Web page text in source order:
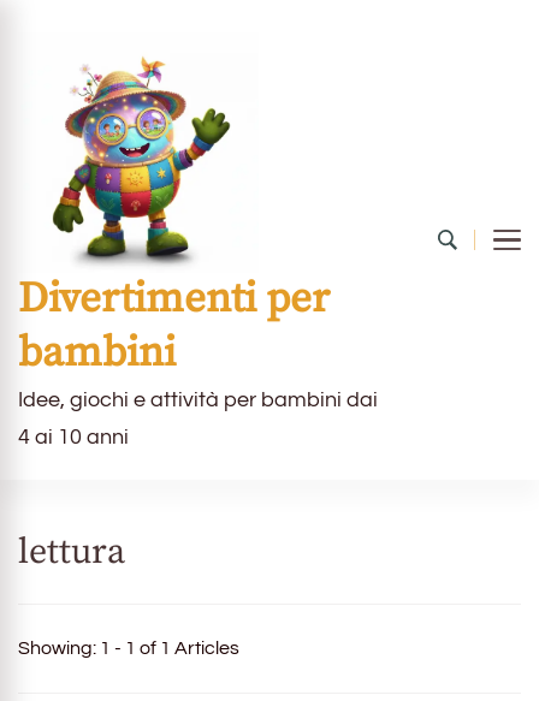
Divertimenti per
bambini
Idee, giochi e attività per bambini dai
4 ai 10 anni
lettura
Showing: 1 - 1 of 1 Articles